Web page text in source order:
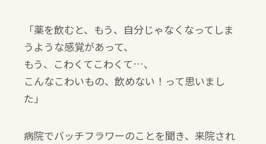
「薬を飲むと、もう、自分じゃなくなってしま
うような感覚があって、
もう、こわくてこわくて…、
こんなこわいもの、飲めない！って思いまし
た」
病院でバッチフラワーのことを聞き、来院され